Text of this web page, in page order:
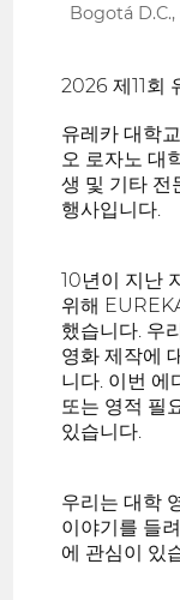
Bogotá
2026 제11회
유레카 대학
오 로자노 대
생 및 기타 전
행사입니다.
10년이 지난
위해
했습니다. 우
영화 제작에
니다. 이번 에
또는 영적 필
있습니다.
우리는 대학
이야기를 들
에 관심이 있